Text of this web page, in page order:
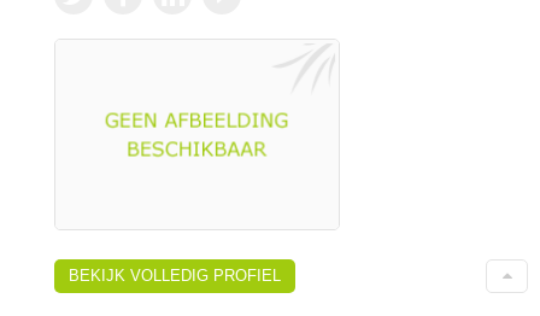
BEKIJK VOLLEDIG PROFIEL